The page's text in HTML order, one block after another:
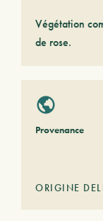
Végétation
de rose.
Provenance
ORIGINE